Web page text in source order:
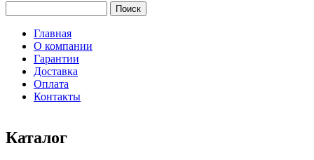
Главное меню
Главная
О компании
Гарантии
Доставка
Оплата
Контакты
Каталог